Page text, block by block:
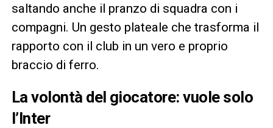
saltando anche il pranzo di squadra con i
compagni. Un gesto plateale che trasforma il
rapporto con il club in un vero e proprio
braccio di ferro.
La volontà del giocatore: vuole solo
l’Inter